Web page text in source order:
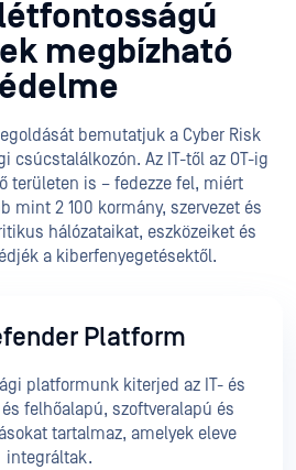
megbízható
bemutatjuk a Cyber Risk
csúcstalálkozón. Az IT-től az OT-ig
területen is – fedezze fel, miért
mint 2 100 kormány, szervezet és
hálózataikat, eszközeiket és
a kiberfenyegetésektől.
Platform
platformunk kiterjed az IT- és
és felhőalapú, szoftveralapú és
tartalmaz, amelyek eleve
integráltak.